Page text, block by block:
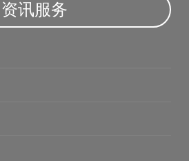
资讯服务